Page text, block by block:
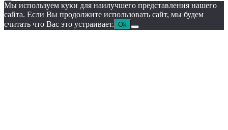
Мы используем куки для наилучшего представления нашего
сайта. Если Вы продолжите использовать сайт, мы будем
считать что Вас это устраивает. Ok